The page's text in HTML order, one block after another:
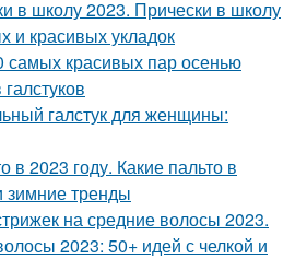
школу 2023. Прически в школу
и красивых укладок
самых красивых пар осенью
галстук для женщины:
в 2023 году. Какие пальто в
тренды
на средние волосы 2023.
2023: 50+ идей с челкой и